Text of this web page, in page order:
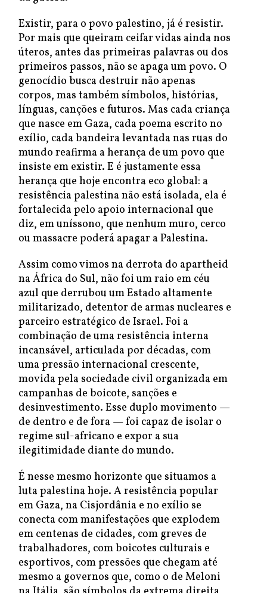
Existir, para o povo palestino, já é resistir.
Por mais que queiram ceifar vidas ainda nos
úteros, antes das primeiras palavras ou dos
primeiros passos, não se apaga um povo. O
genocídio busca destruir não apenas
corpos, mas também símbolos, histórias,
línguas, canções e futuros. Mas cada criança
que nasce em Gaza, cada poema escrito no
exílio, cada bandeira levantada nas ruas do
mundo reafirma a herança de um povo que
insiste em existir. E é justamente essa
herança que hoje encontra eco global: a
resistência palestina não está isolada, ela é
fortalecida pelo apoio internacional que
diz, em uníssono, que nenhum muro, cerco
ou massacre poderá apagar a Palestina.
Assim como vimos na derrota do apartheid
na África do Sul, não foi um raio em céu
azul que derrubou um Estado altamente
militarizado, detentor de armas nucleares e
parceiro estratégico de Israel. Foi a
combinação de uma resistência interna
incansável, articulada por décadas, com
uma pressão internacional crescente,
movida pela sociedade civil organizada em
campanhas de boicote, sanções e
desinvestimento. Esse duplo movimento —
de dentro e de fora — foi capaz de isolar o
regime sul-africano e expor a sua
ilegitimidade diante do mundo.
É nesse mesmo horizonte que situamos a
luta palestina hoje. A resistência popular
em Gaza, na Cisjordânia e no exílio se
conecta com manifestações que explodem
em centenas de cidades, com greves de
trabalhadores, com boicotes culturais e
esportivos, com pressões que chegam até
mesmo a governos que, como o de Meloni